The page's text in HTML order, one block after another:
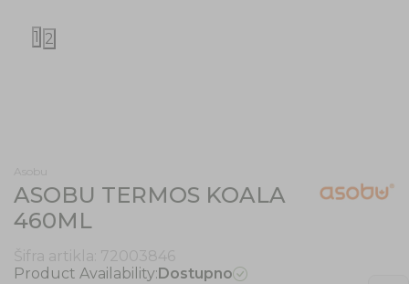
1 2
Asobu
ASOBU TERMOS KOALA
460ML
Šifra artikla: 72003846
Product Availability:Dostupno